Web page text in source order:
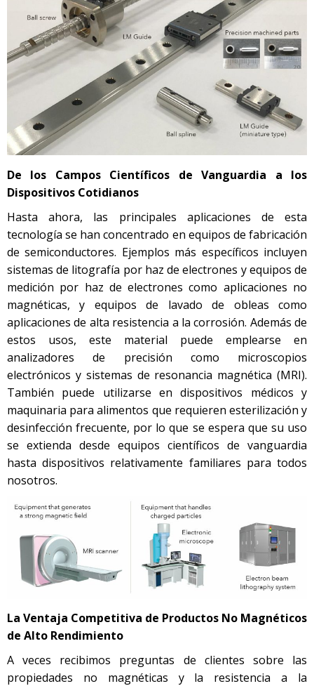
De los Campos Científicos de Vanguardia a los
Dispositivos Cotidianos
Hasta ahora, las principales aplicaciones de esta
tecnología se han concentrado en equipos de fabricación
de semiconductores. Ejemplos más específicos incluyen
sistemas de litografía por haz de electrones y equipos de
medición por haz de electrones como aplicaciones no
magnéticas, y equipos de lavado de obleas como
aplicaciones de alta resistencia a la corrosión. Además de
estos usos, este material puede emplearse en
analizadores de precisión como microscopios
electrónicos y sistemas de resonancia magnética (MRI).
También puede utilizarse en dispositivos médicos y
maquinaria para alimentos que requieren esterilización y
desinfección frecuente, por lo que se espera que su uso
se extienda desde equipos científicos de vanguardia
hasta dispositivos relativamente familiares para todos
nosotros.
La Ventaja Competitiva de Productos No Magnéticos
de Alto Rendimiento
A veces recibimos preguntas de clientes sobre las
propiedades no magnéticas y la resistencia a la